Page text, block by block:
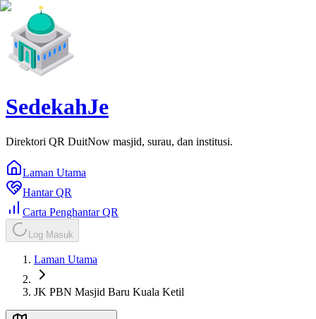
SedekahJe
Direktori QR DuitNow masjid, surau, dan institusi.
Laman Utama
Hantar QR
Carta Penghantar QR
Log Masuk
Laman Utama
JK PBN Masjid Baru Kuala Ketil